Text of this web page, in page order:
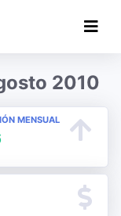
2010
MENSUAL